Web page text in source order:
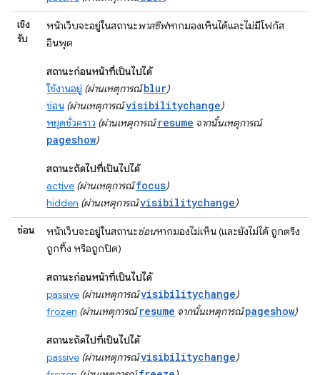
เชิง
รับ
หน้าเว็บจะอยู่ในสถานะพาสซีฟหากมองเห็นได้และไม่มีโฟกัส
อินพุต
สถานะก่อนหน้าที่เป็นไปได้
ใช้งานอยู่ (ผ่านเหตุการณ์blur)
ซ่อน (ผ่านเหตุการณ์visibilitychange)
หยุดชั่วคราว (ผ่านเหตุการณ์resume จากนั้นเหตุการณ์
pageshow)
สถานะถัดไปที่เป็นไปได้
active (ผ่านเหตุการณ์focus)
hidden (ผ่านเหตุการณ์visibilitychange)
ซ่อน หน้าเว็บจะอยู่ในสถานะซ่อนหากมองไม่เห็น (และยังไม่ได้ ถูกตรึง
ถูกทิ้ง หรือถูกปิด)
สถานะก่อนหน้าที่เป็นไปได้
passive (ผ่านเหตุการณ์visibilitychange)
frozen (ผ่านเหตุการณ์resume จากนั้นเหตุการณ์pageshow)
สถานะถัดไปที่เป็นไปได้
passive (ผ่านเหตุการณ์visibilitychange)